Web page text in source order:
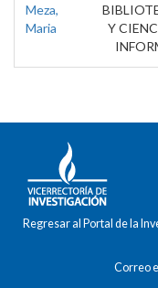
Meza,
Maria
Y
Regresar al Portal de la
Correo